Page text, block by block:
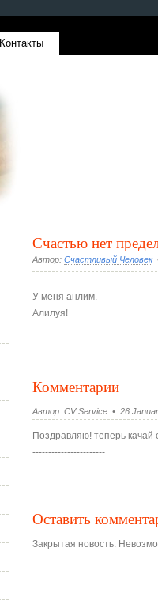
Контакты
Счастью нет
Автор:Счастливый Человек
У меня анлим.
Алилуя!
Комментарии
Автор: CV Service • 26
Поздравляю! теперь качай
-----------------------
Оставить
Закрытая новость.